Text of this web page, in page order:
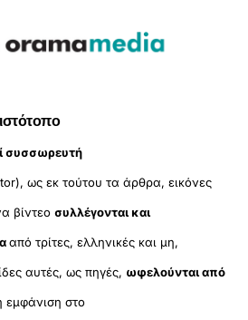
συσσωρευτή
ως εκ τούτου τα άρθρα, εικόνες
βίντεοσυλλέγονται και
από τρίτες, ελληνικές και μη,
αυτές, ως πηγές, ωφελούνται από
εμφάνιση στο